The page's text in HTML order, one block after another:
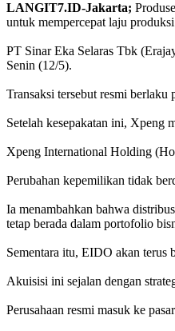
LANGIT7.ID-Jakarta;
untuk mempercepat laju
PT Sinar Eka Selaras Tbk
Senin (12/5).
Transaksi tersebut resmi
Setelah kesepakatan ini, Xpeng
Xpeng International Holding
Perubahan kepemilikan tidak
Ia menambahkan bahwa
tetap berada dalam portofolio
Sementara itu, EIDO akan terus
Akuisisi ini sejalan dengan
Perusahaan resmi masuk ke